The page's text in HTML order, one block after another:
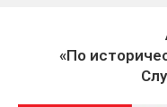
«По